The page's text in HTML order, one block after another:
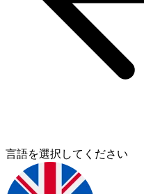
言語を選択してください